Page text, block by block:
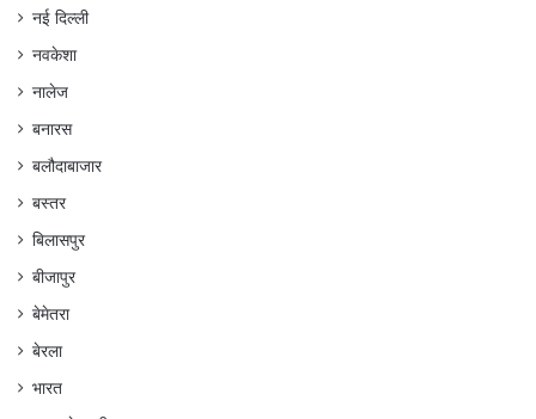
नई दिल्ली
नवकेशा
नालेज
बनारस
बलौदाबाजार
बस्तर
बिलासपुर
बीजापुर
बेमेतरा
बेरला
भारत